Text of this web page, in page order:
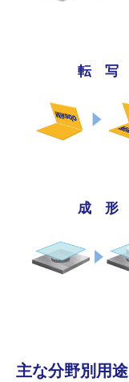
転 写
成 形
主な分野別用途